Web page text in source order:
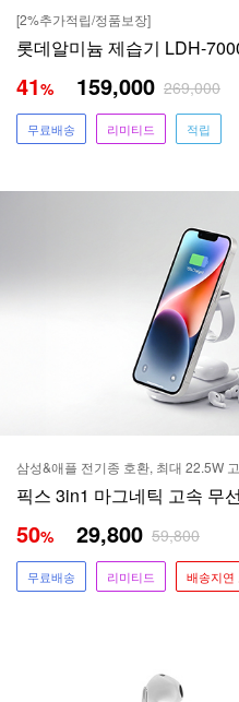
[2%추가적립/정품보장]
롯데알미늄 제습기 LDH-
41% 159,000 269,000
무료배송 리미티드 적립
삼성&애플 전기종 호환, 최대 22.5W
픽스 3in1 마그네틱 고속 무
50% 29,800 59,800
무료배송 리미티드 배송지연